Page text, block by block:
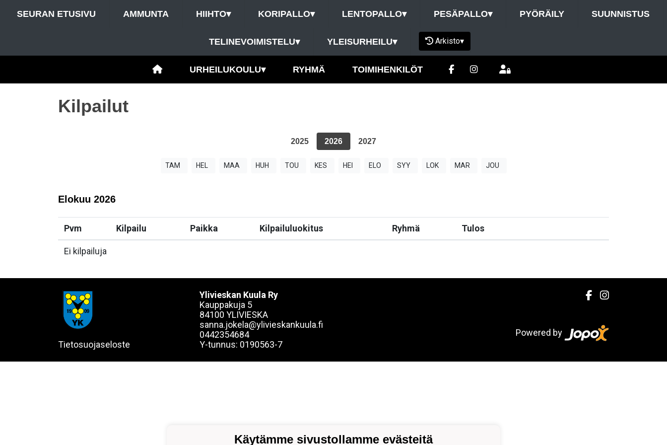
SEURAN ETUSIVU AMMUNTA HIIHTO▾ KORIPALLO▾ LENTOPALLO▾ PESÄPALLO▾ PYÖRÄILY SUUNNISTUS
TELINEVOIMISTELU▾ YLEISURHEILU▾ Arkisto▾
URHEILUKOULU▾ RYHMÄ TOIMIHENKILÖT
Kilpailut
2025 2026 2027
TAM HEL MAA HUH TOU KES HEI ELO SYY LOK MAR JOU
Elokuu 2026
Pvm Kilpailu Paikka Kilpailuluokitus Ryhmä Tulos
Ei kilpailuja
Tietosuojaseloste
Ylivieskan Kuula Ry
Kauppakuja 5
84100 YLIVIESKA
sanna.jokela@ylivieskankuula.fi
0442354684
Y-tunnus: 0190563-7
Powered by
Käytämme sivustollamme evästeitä